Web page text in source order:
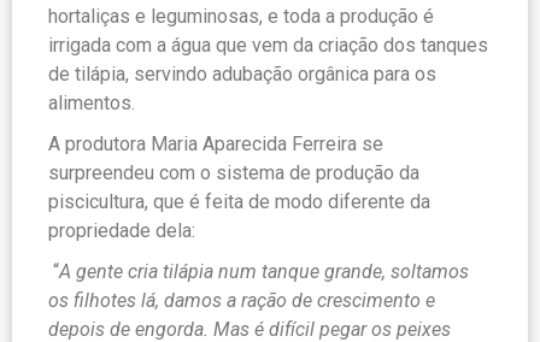
hortaliças e leguminosas, e toda a produção é
irrigada com a água que vem da criação dos tanques
de tilápia, servindo adubação orgânica para os
alimentos.
A produtora Maria Aparecida Ferreira se
surpreendeu com o sistema de produção da
piscicultura, que é feita de modo diferente da
propriedade dela:
“A gente cria tilápia num tanque grande, soltamos
os filhotes lá, damos a ração de crescimento e
depois de engorda. Mas é difícil pegar os peixes